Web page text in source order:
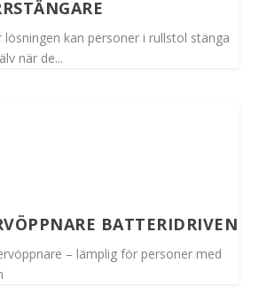
lösningen kan personer i rullstol stänga
när de...
BATTERIDRIVEN
– lämplig för personer med